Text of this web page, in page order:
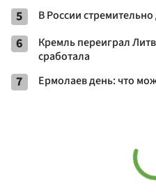
5 В России
6
Кремль переиграл
сработала
7 Ермолаев день: что